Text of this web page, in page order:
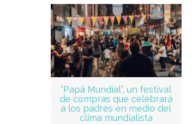
“Papá Mundial”, un festival
de compras que celebrará
a los padres en medio del
clima mundialista